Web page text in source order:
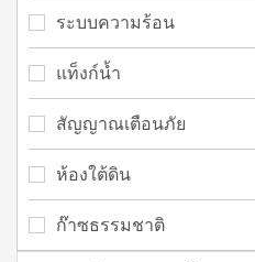
ระบบความร้อน
แท็งก์น้ำ
สัญญาณเตือนภัย
ห้องใต้ดิน
ก๊าซธรรมชาติ